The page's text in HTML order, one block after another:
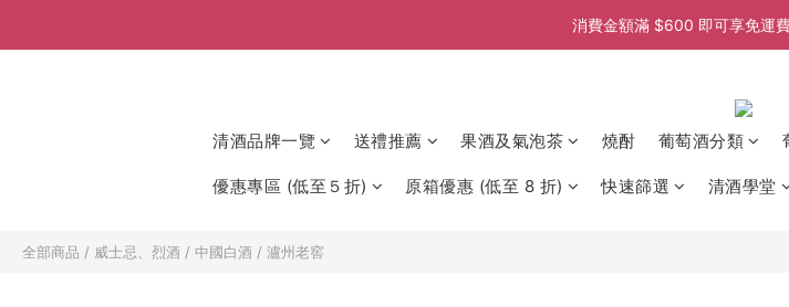
消費金額滿 $600 即可享免運
消費金額滿 $600 即可享免運
清酒品牌一覽 送禮推薦 果酒及氣泡茶 燒酎 葡萄酒分類
優惠專區 (低至５折) 原箱優惠 (低至 8 折) 快速篩選 清酒學堂
全部商品 / 威士忌、烈酒 / 中國白酒 / 瀘州老窖